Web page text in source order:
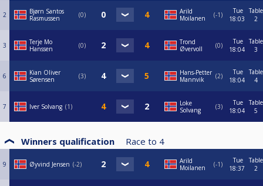
2
Bjørn Santos
Rasmussen
0
Arild
Moilanen
-1
Tue
18:03
Table
2
3
Terje Mo
Hanssen
0
Trond
Øvervoll
0
Tue
18:04
Table
3
6
Kian Oliver
Sørensen
3
Hans-Petter
Mannvik
2
Tue
18:04
Table
4
7 Iver Solvang 1
Loke
Solvang
3
Tue
18:04
Table
5
Winners qualification Race to 4
9 Øyvind Jensen -2
Arild
Moilanen
-1
Tue
18:37
Table
2